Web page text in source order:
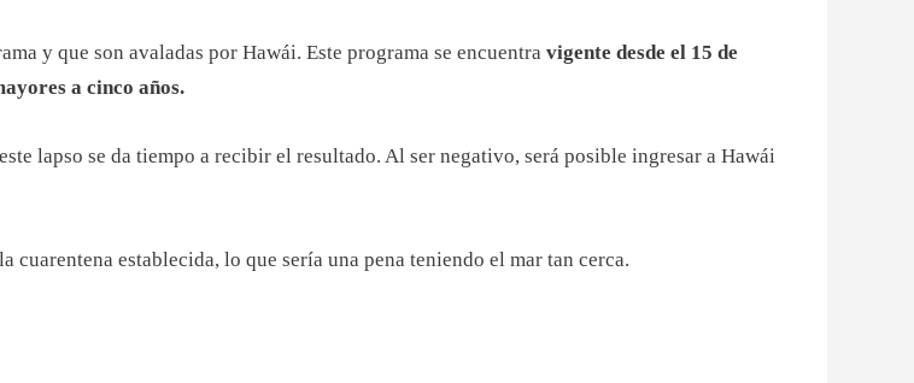
y que son avaladas por Hawái. Este programa se encuentra vigente desde el 15 de
a cinco años.
lapso se da tiempo a recibir el resultado. Al ser negativo, será posible ingresar a Hawái
cuarentena establecida, lo que sería una pena teniendo el mar tan cerca.